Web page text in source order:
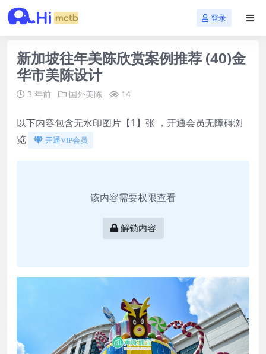
登录
新加坡往年美陈欣赏案例推荐 (40)金
华市美陈设计
3 年前 国外美陈 14
以下内容包含无水印图片【1】张 ，开通会员无障碍浏
览
开通VIP会员
该内容需要权限查看
解锁内容